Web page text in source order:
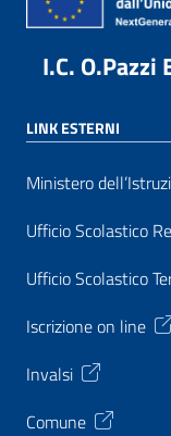
I.C. O.Pazzi
LINK ESTERNI
Ministero
Ufficio Scolastico
Ufficio Scolastico
Iscrizione on line
Invalsi
Comune